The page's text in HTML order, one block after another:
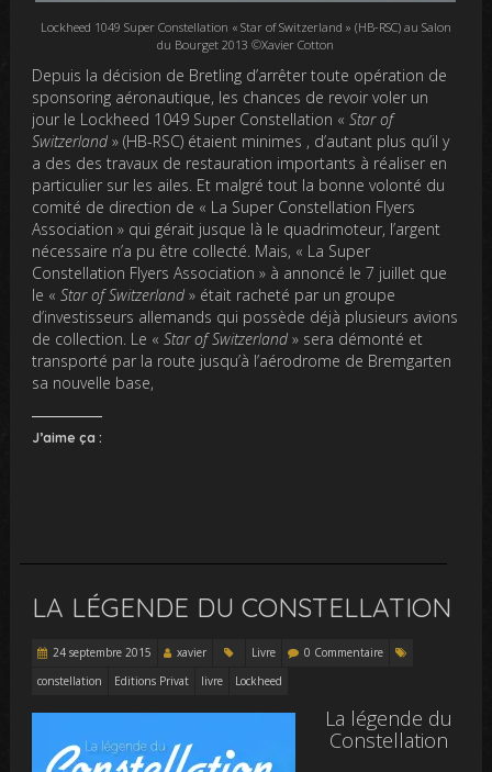
Lockheed 1049 Super Constellation « Star of Switzerland » (HB-RSC) au Salon
du Bourget 2013 ©Xavier Cotton
Depuis la décision de Bretling d’arrêter toute opération de
sponsoring aéronautique, les chances de revoir voler un
jour le Lockheed 1049 Super Constellation «Star of
Switzerland » (HB-RSC) étaient minimes , d’autant plus qu’il y
a des des travaux de restauration importants à réaliser en
particulier sur les ailes. Et malgré tout la bonne volonté du
comité de direction de « La Super Constellation Flyers
Association » qui gérait jusque là le quadrimoteur, l’argent
nécessaire n’a pu être collecté. Mais, « La Super
Constellation Flyers Association » à annoncé le 7 juillet que
le «Star of Switzerland » était racheté par un groupe
d’investisseurs allemands qui possède déjà plusieurs avions
de collection. Le «Star of Switzerland » sera démonté et
transporté par la route jusqu’à l’aérodrome de Bremgarten
sa nouvelle base,
J’aime ça :
LA LÉGENDE DU CONSTELLATION
24 septembre 2015 xavier Livre
0 Commentaire
constellation
Editions Privat livre Lockheed
La légende du
Constellation